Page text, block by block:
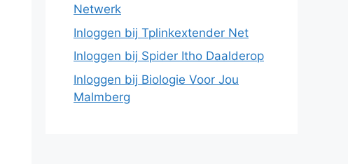
Netwerk
Inloggen bij Tplinkextender Net
Inloggen bij Spider Itho Daalderop
Inloggen bij Biologie Voor Jou
Malmberg